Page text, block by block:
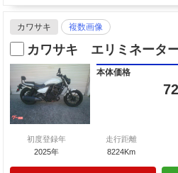
カワサキ 複数画像
カワサキ エリミネータ
本体価格
72
初度登録年
2025年
走行距離
8224Km